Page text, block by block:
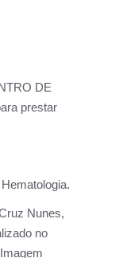
DE
prestar
Nunes,
no